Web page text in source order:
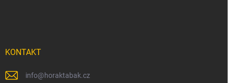
KONTAKT
info@horaktabak.cz